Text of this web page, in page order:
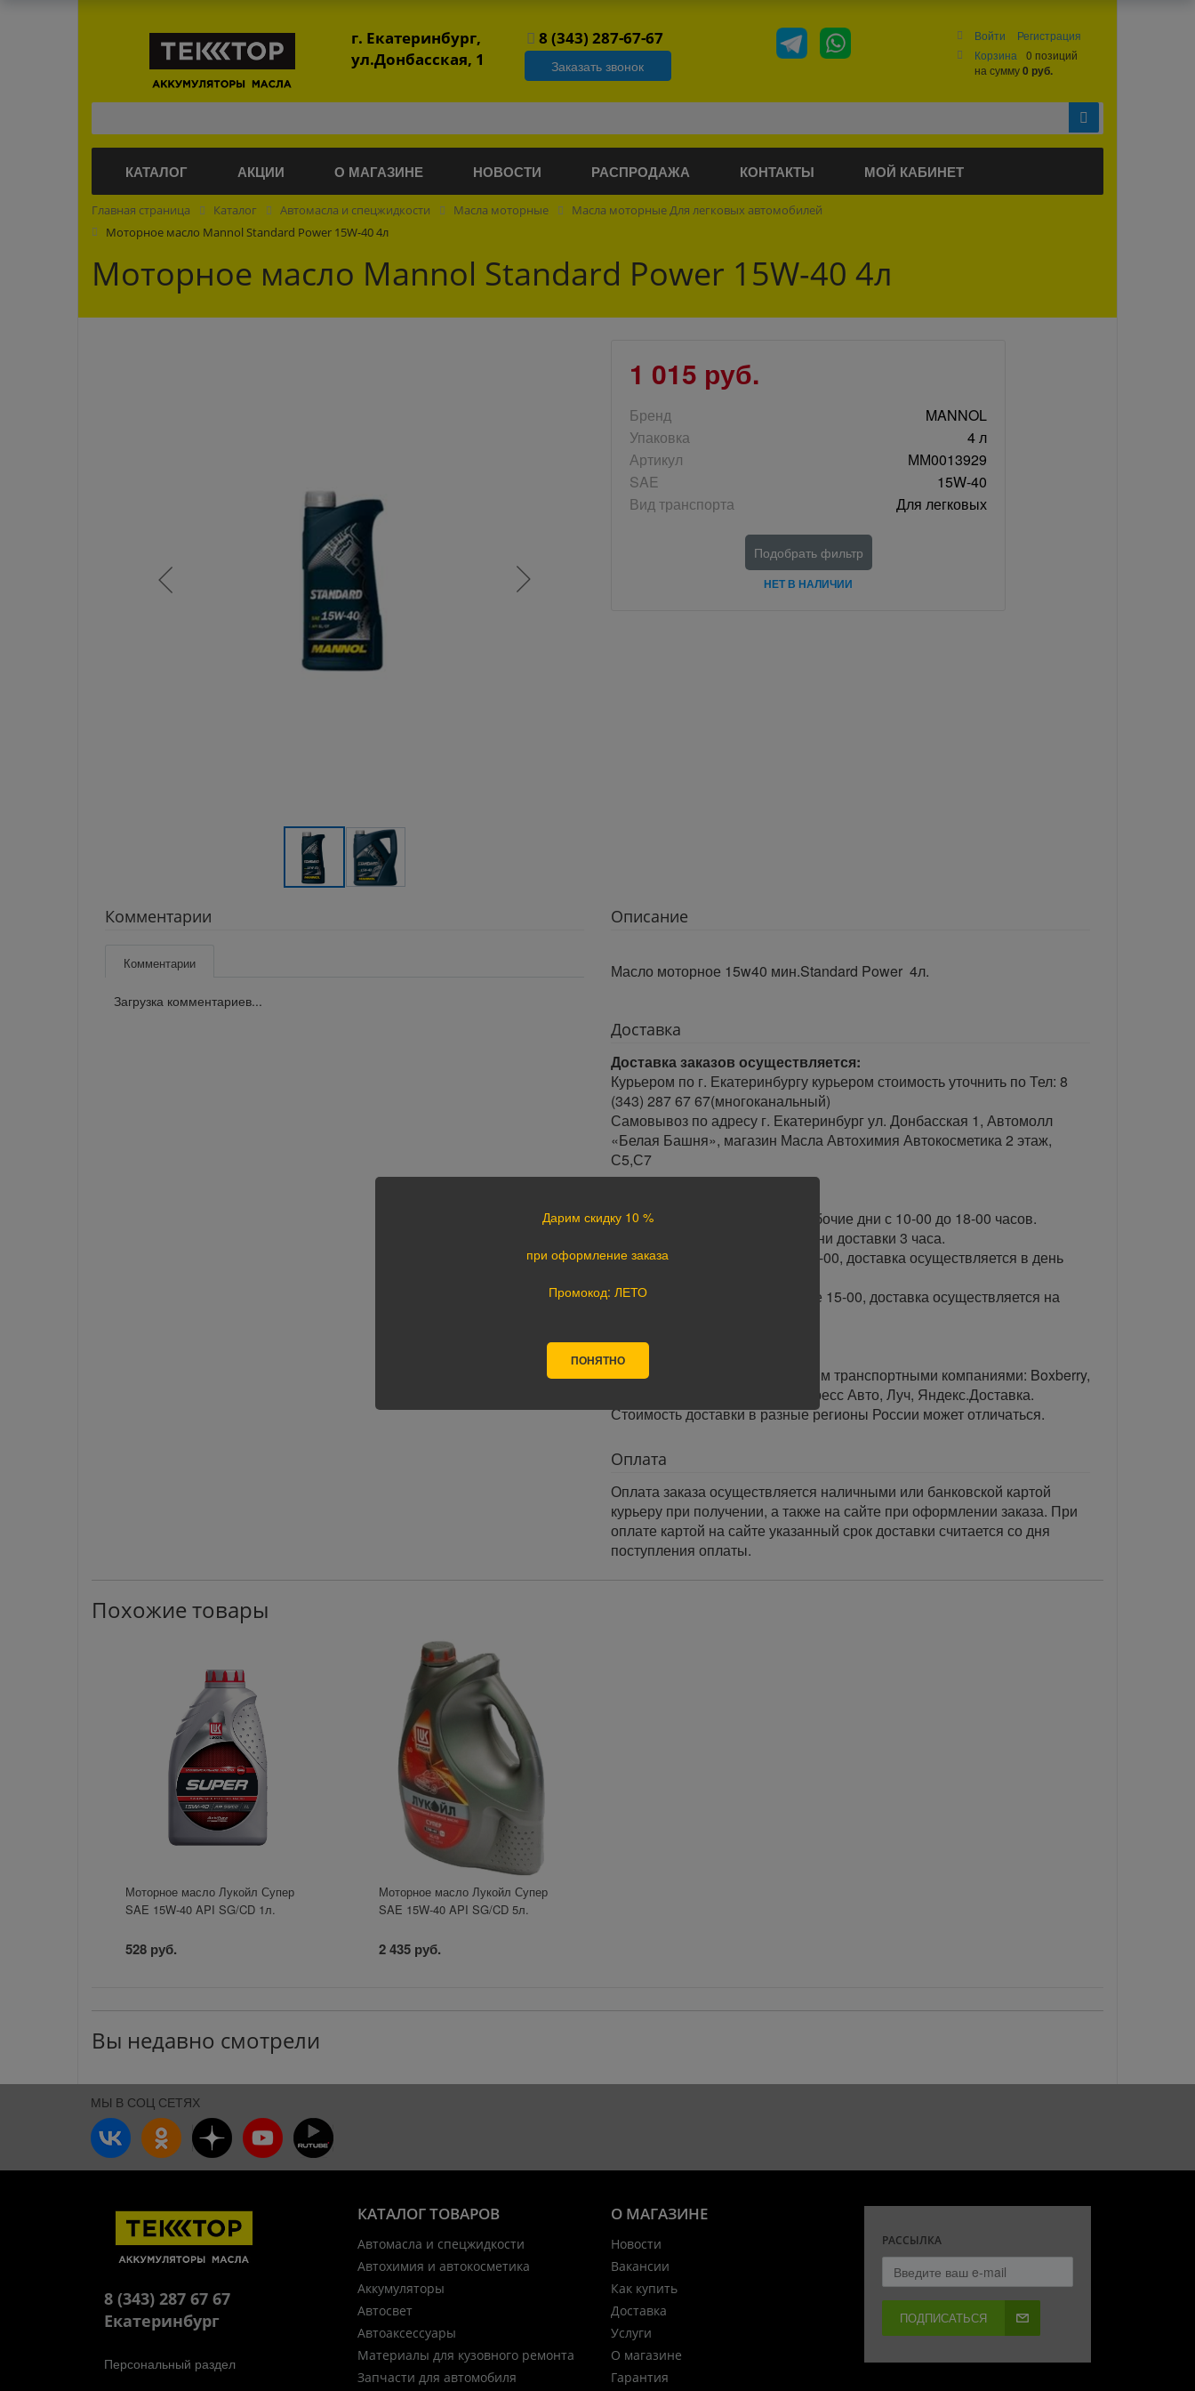
г. Екатеринбург,
ул.Донбасская, 1
8 (343) 287-67-67
Заказать звонок
Войти
Регистрация
Корзина
0 позиций
на сумму0 руб.
КАТАЛОГ АКЦИИ О МАГАЗИНЕ НОВОСТИ РАСПРОДАЖА КОНТАКТЫ МОЙ КАБИНЕТ
Главная страница Каталог Автомасла и спецжидкости Масла моторные
Масла моторные Для легковых автомобилей
Моторное масло Mannol Standard Power 15W-40 4л
Моторное масло Mannol Standard Power 15W-40 4л
1 015 руб.
Бренд
MANNOL
Упаковка
4 л
Артикул
ММ0013929
SAE
15W-40
Вид транспорта
Для легковых
Подобрать фильтр
НЕТ В НАЛИЧИИ
Комментарии
Комментарии
Загрузка комментариев...
Описание
Масло моторное 15w40 мин.Standard Power 4л.
Доставка
Доставка заказов осуществляется:
Курьером по г. Екатеринбургу курьером стоимость уточнить по Тел: 8
(343) 287 67 67(многоканальный)
Самовывоз по адресу г. Екатеринбург ул. Донбасская 1, Автомолл
«Белая Башня», магазин Масла Автохимия Автокосметика 2 этаж,
С5,С7
Доставка осуществляется в рабочие дни с 10-00 до 18-00 часов.
Минимальный интервал времени доставки 3 часа.
· При оформлении заказа до 15-00, доставка осуществляется в день
· При оформлении заказа после 15-00, доставка осуществляется на
Доставка по России:
В любой уголок России доставим транспортными компаниями: Boxberry,
Почта России, ПЭК, GTD, Экспресс Авто, Луч, Яндекс.Доставка.
Стоимость доставки в разные регионы России может отличаться.
Оплата
Оплата заказа осуществляется наличными или банковской картой
курьеру при получении, а также на сайте при оформлении заказа. При
оплате картой на сайте указанный срок доставки считается со дня
поступления оплаты.
Похожие товары
Моторное масло Лукойл Супер
SAE 15W-40 API SG/CD 1л.
528 руб.
Моторное масло Лукойл Супер
SAE 15W-40 API SG/CD 5л.
2 435 руб.
Вы недавно смотрели
МЫ В СОЦ СЕТЯХ
О МАГАЗИНЕ
Новости
Вакансии
Как купить
Доставка
Услуги
О магазине
Гарантия
КАТАЛОГ ТОВАРОВ
Автомасла и спецжидкости
Автохимия и автокосметика
Аккумуляторы
Автосвет
Автоаксессуары
Материалы для кузовного ремонта
Запчасти для автомобиля
РАССЫЛКА
ПОДПИСАТЬСЯ
8 (343) 287 67 67
Екатеринбург
Персональный раздел
Дарим скидку 10 %
при оформление заказа
Промокод: ЛЕТО
ПОНЯТНО